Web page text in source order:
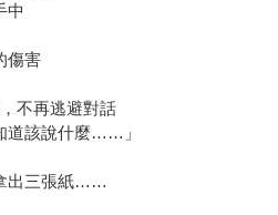
中
傷害
不再逃避對話
道該說什麼……」
出三張紙……